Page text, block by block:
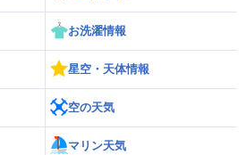
お洗濯情報
星空・天体情報
空の天気
マリン天気